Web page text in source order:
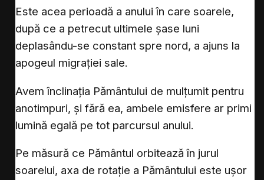
Este acea perioadă a anului în care soarele,
după ce a petrecut ultimele șase luni
deplasându-se constant spre nord, a ajuns la
apogeul migrației sale.
Avem înclinația Pământului de mulțumit pentru
anotimpuri, și fără ea, ambele emisfere ar primi
lumină egală pe tot parcursul anului.
Pe măsură ce Pământul orbitează în jurul
soarelui, axa de rotație a Pământului este ușor